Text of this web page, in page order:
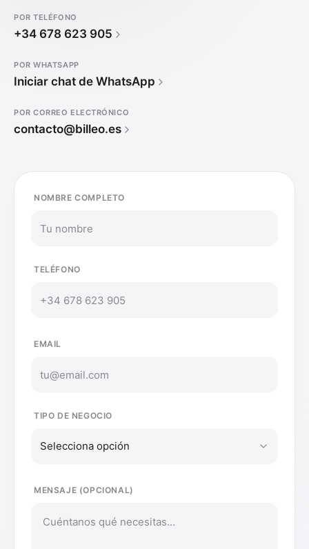
POR TELÉFONO
+34 678 623 905
POR WHATSAPP
Iniciar chat de WhatsApp
POR CORREO ELECTRÓNICO
contacto@billeo.es
NOMBRE COMPLETO
TELÉFONO
EMAIL
TIPO DE NEGOCIO
Selecciona opción
MENSAJE (OPCIONAL)